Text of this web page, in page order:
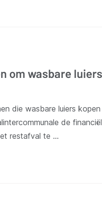
om wasbare
die wasbare luiers
de
restafval te …